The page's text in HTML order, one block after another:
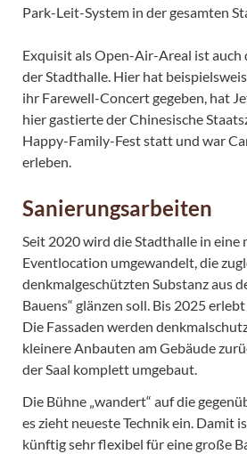
Park-Leit-System in der gesamten
Exquisit als Open-Air-Areal ist auch
der Stadthalle. Hier hat
ihr Farewell-Concert gegeben, hat
hier gastierte der Chinesische
Happy-Family-Fest statt und war
erleben.
Sanierungsarbeiten
Seit 2020 wird die Stadthalle in eine
Eventlocation umgewandelt, die
denkmalgeschützten Substanz aus
Bauens“ glänzen soll. Bis 2025
Die Fassaden werden
kleinere Anbauten am Gebäude
der Saal komplett umgebaut.
Die Bühne „wandert“ auf die
es zieht neueste Technik ein. Damit
künftig sehr flexibel für eine große